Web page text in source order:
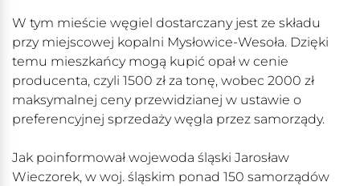
W tym mieście węgiel dostarczany jest ze składu
przy miejscowej kopalni Mysłowice-Wesoła. Dzięki
temu mieszkańcy mogą kupić opał w cenie
producenta, czyli 1500 zł za tonę, wobec 2000 zł
maksymalnej ceny przewidzianej w ustawie o
preferencyjnej sprzedaży węgla przez samorządy.
Jak poinformował wojewoda śląski Jarosław
Wieczorek, w woj. śląskim ponad 150 samorządów